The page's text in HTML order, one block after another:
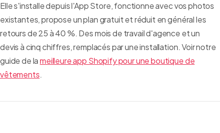
Elle s'installe depuis l'App Store, fonctionne avec vos photos
existantes, propose un plan gratuit et réduit en général les
retours de 25 à 40 %. Des mois de travail d'agence et un
devis à cinq chiffres, remplacés par une installation. Voir notre
guide de lameilleure app Shopify pour une boutique de
vêtements.